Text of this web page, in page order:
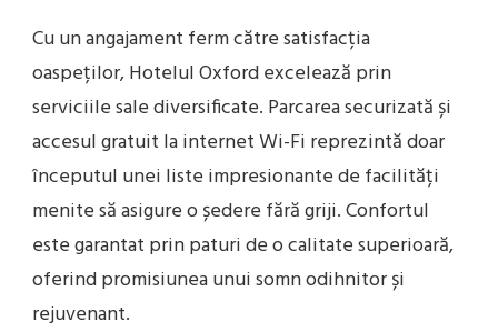
Cu un angajament ferm către satisfacția
oaspeților, Hotelul Oxford excelează prin
serviciile sale diversificate. Parcarea securizată și
accesul gratuit la internet Wi-Fi reprezintă doar
începutul unei liste impresionante de facilități
menite să asigure o ședere fără griji. Confortul
este garantat prin paturi de o calitate superioară,
oferind promisiunea unui somn odihnitor și
rejuvenant.